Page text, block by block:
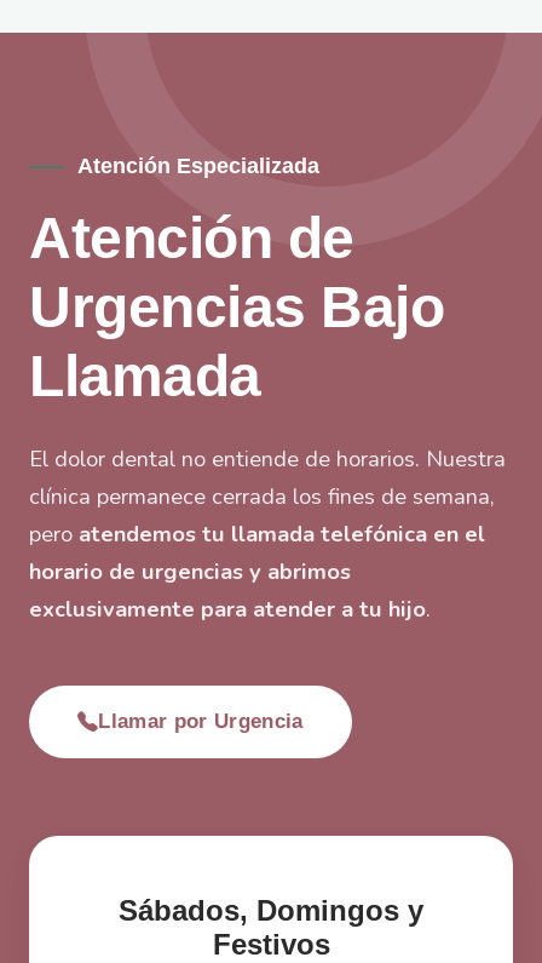
Atención Especializada
Atención de
Urgencias Bajo
Llamada
El dolor dental no entiende de horarios. Nuestra
clínica permanece cerrada los fines de semana,
pero atendemos tu llamada telefónica en el
horario de urgencias y abrimos
exclusivamente para atender a tu hijo.
Llamar por Urgencia
Sábados, Domingos y
Festivos